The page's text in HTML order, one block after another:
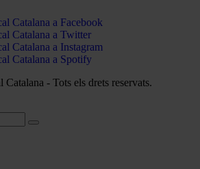
Catalana a Facebook
Catalana a Twitter
Catalana a Instagram
Catalana a Spotify
- Tots els drets reservats.
Cerca